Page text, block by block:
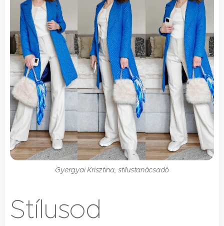
Gyergyai Krisztina, stílustanácsadó
Stílusod